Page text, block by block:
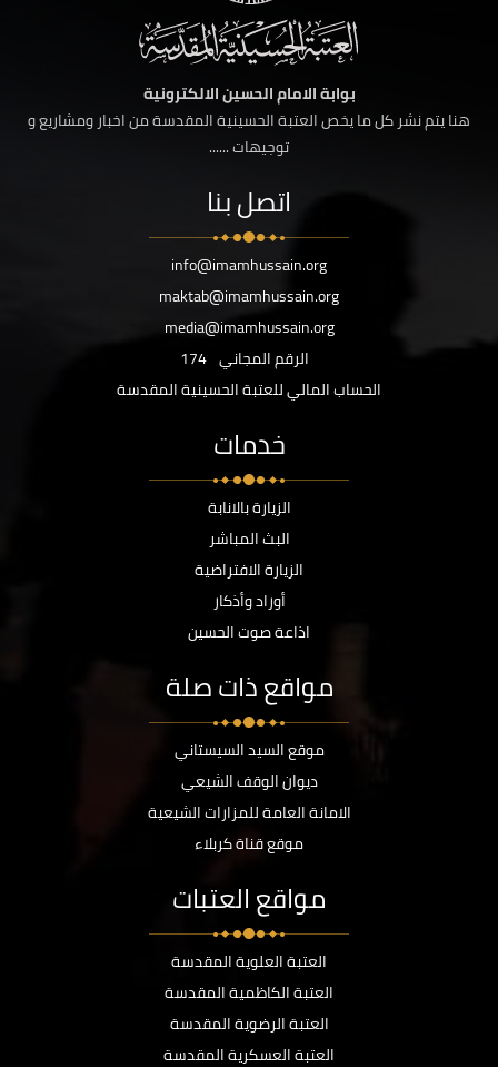
بوابة الامام الحسين الالكترونية
هنا يتم نشر كل ما يخص العتبة الحسينية المقدسة من اخبار ومشاريع و
توجيهات ......
اتصل بنا
info@imamhussain.org
maktab@imamhussain.org
media@imamhussain.org
الرقم المجاني 174
الحساب المالي للعتبة الحسينية المقدسة
خدمات
الزيارة بالانابة
البث المباشر
الزيارة الافتراضية
أوراد وأذكار
اذاعة صوت الحسين
مواقع ذات صلة
موقع السيد السيستاني
ديوان الوقف الشيعي
الامانة العامة للمزارات الشيعية
موقع قناة كربلاء
مواقع العتبات
العتبة العلوية المقدسة
العتبة الكاظمية المقدسة
العتبة الرضوية المقدسة
العتبة العسكرية المقدسة